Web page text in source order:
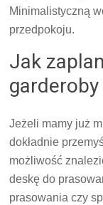
Minimalistyczną
przedpokoju.
Jak
garderoby
Jeżeli mamy już
dokładnie
możliwość
deskę do
prasowania czy